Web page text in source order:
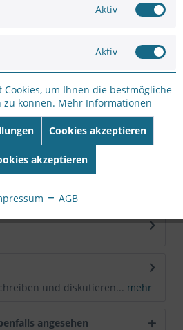
Kamera, 2MP, 2.8-12mm,
Bildsensor:...mehr
SD22204DB-GNY EAN:
und diskutieren... mehr
angesehen
Aktiv
Aktiv
Cookies, um Ihnen die bestmögliche
können. Mehr Informationen
Cookies akzeptieren
akzeptieren
AGB